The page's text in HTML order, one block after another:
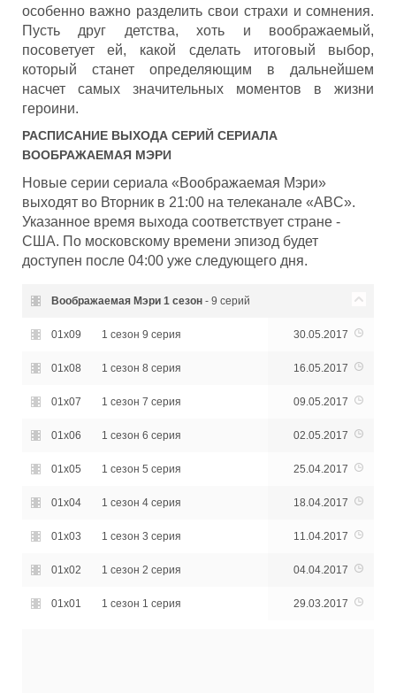
особенно важно разделить свои страхи и сомнения.
Пусть друг детства, хоть и воображаемый,
посоветует ей, какой сделать итоговый выбор,
который станет определяющим в дальнейшем
насчет самых значительных моментов в жизни
героини.
РАСПИСАНИЕ ВЫХОДА СЕРИЙ СЕРИАЛА
ВООБРАЖАЕМАЯ МЭРИ
Новые серии сериала «Воображаемая Мэри»
выходят во Вторник в 21:00 на телеканале «ABC».
Указанное время выхода соответствует стране -
США. По московскому времени эпизод будет
доступен после 04:00 уже следующего дня.
Воображаемая Мэри 1 сезон- 9 серий
01x09 1 сезон 9 серия 30.05.2017
01x08 1 сезон 8 серия 16.05.2017
01x07 1 сезон 7 серия 09.05.2017
01x06 1 сезон 6 серия 02.05.2017
01x05 1 сезон 5 серия 25.04.2017
01x04 1 сезон 4 серия 18.04.2017
01x03 1 сезон 3 серия 11.04.2017
01x02 1 сезон 2 серия 04.04.2017
01x01 1 сезон 1 серия 29.03.2017